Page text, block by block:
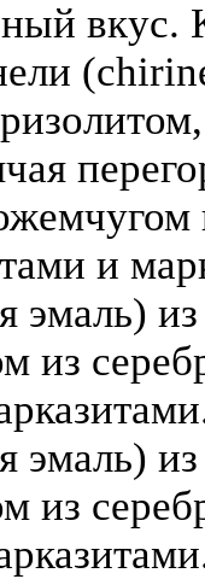
вкус.
и
эмаль)
из
эмаль)
из